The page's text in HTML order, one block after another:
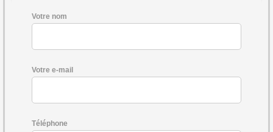
Votre nom
Votre e-mail
Téléphone